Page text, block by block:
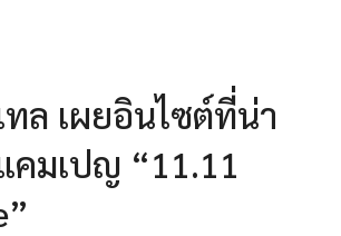
ทล เผยอินไซต์ที่น่า
คมเปญ “11.11